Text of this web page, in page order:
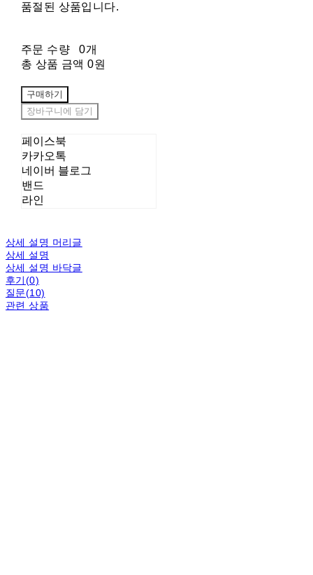
품절된 상품입니다.
주문 수량
0개
총 상품 금액 0원
구매하기
장바구니에 담기
페이스북
카카오톡
네이버 블로그
밴드
라인
상세 설명 머리글
상세 설명
상세 설명 바닥글
후기(0)
질문(10)
관련 상품